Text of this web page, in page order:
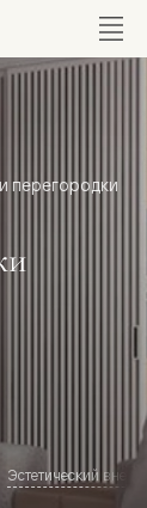
перегородки
Эстетический